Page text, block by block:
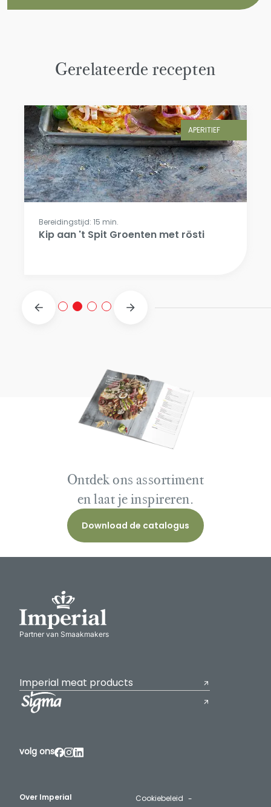
Gerelateerde recepten
APERITIEF
Bereidingstijd: 15 min.
Kip aan 't Spit Groenten met rösti
Ontdek ons assortiment
en laat je inspireren.
Download de catalogus
Partner van Smaakmakers
Imperial meat products
Over Imperial
volg ons
Cookiebeleid